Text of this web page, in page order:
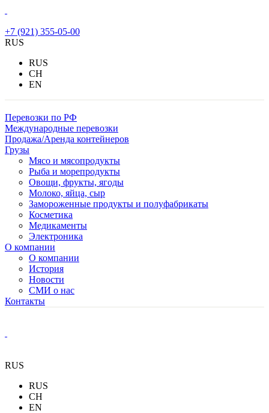
+7 (921) 355-05-00
RUS
RUS
CH
EN
Перевозки по РФ
Международные перевозки
Продажа/Аренда контейнеров
Грузы
Мясо и мясопродукты
Рыба и морепродукты
Овощи, фрукты, ягоды
Молоко, яйца, сыр
Замороженные продукты и полуфабрикаты
Косметика
Медикаменты
Электроника
О компании
О компании
История
Новости
СМИ о нас
Контакты
RUS
RUS
CH
EN